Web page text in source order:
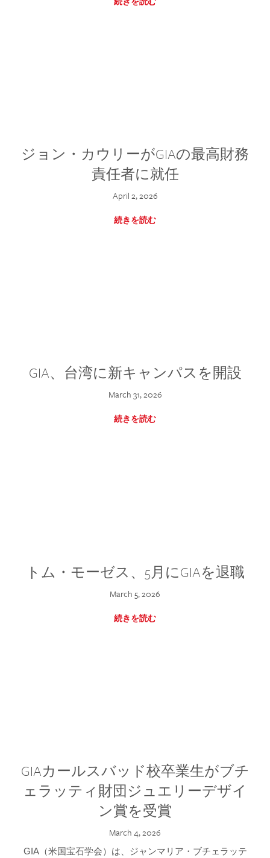
ジョン・カウリーがGIAの最高財務
責任者に就任
April 2, 2026
続きを読む
GIA、台湾に新キャンパスを開設
March 31, 2026
続きを読む
トム・モーゼス、5月にGIAを退職
March 5, 2026
続きを読む
GIAカールスバッド校卒業生がブチ
ェラッティ財団ジュエリーデザイ
ン賞を受賞
March 4, 2026
GIA（米国宝石学会）は、ジャンマリア・ブチェラッテ